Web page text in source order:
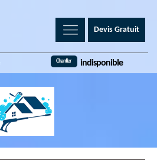
Devis Gratuit
Chantier indisponible